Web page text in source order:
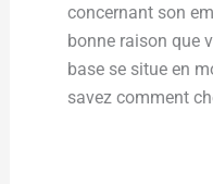
concernant son
bonne raison que
base se situe en
savez comment